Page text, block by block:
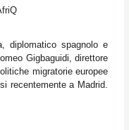
diplomatico spagnolo e
Gigbaguidi, direttore
migratorie europee
recentemente a Madrid.